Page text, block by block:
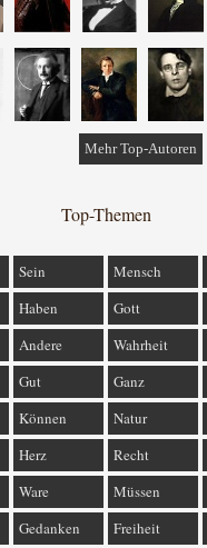
Mehr Top-Autoren
Top-Themen
Sein Mensch
Haben Gott
Andere Wahrheit
Gut Ganz
Können Natur
Herz Recht
Ware Müssen
Gedanken Freiheit